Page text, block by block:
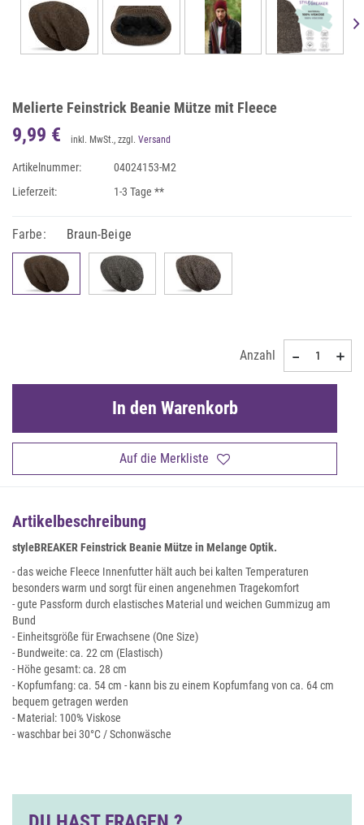
Melierte Feinstrick Beanie Mütze mit Fleece
9,99 € inkl. MwSt., zzgl. Versand
Artikelnummer:
04024153-M2
Lieferzeit:
1-3 Tage **
Farbe: Braun-Beige
Anzahl
Auf die Merkliste
In den Warenkorb
Artikelbeschreibung
styleBREAKER Feinstrick Beanie Mütze in Melange Optik.
- das weiche Fleece Innenfutter hält auch bei kalten Temperaturen
besonders warm und sorgt für einen angenehmen Tragekomfort
- gute Passform durch elastisches Material und weichen Gummizug am
Bund
- Einheitsgröße für Erwachsene (One Size)
- Bundweite: ca. 22 cm (Elastisch)
- Höhe gesamt: ca. 28 cm
- Kopfumfang: ca. 54 cm - kann bis zu einem Kopfumfang von ca. 64 cm
bequem getragen werden
- Material: 100% Viskose
- waschbar bei 30°C / Schonwäsche